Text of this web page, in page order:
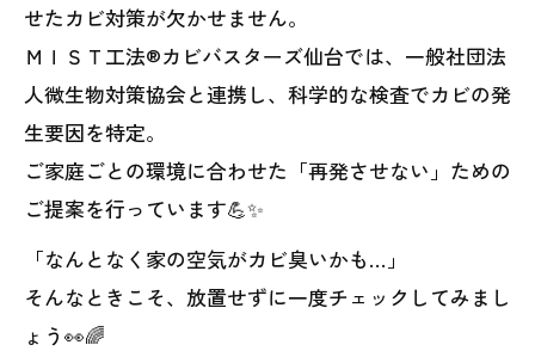
せたカビ対策が欠かせません。
ＭＩＳＴ工法®カビバスターズ仙台では、一般社団法
人微生物対策協会と連携し、科学的な検査でカビの発
生要因を特定。
ご家庭ごとの環境に合わせた「再発させない」ための
ご提案を行っています💪✨
「なんとなく家の空気がカビ臭いかも…」
そんなときこそ、放置せずに一度チェックしてみまし
ょう👀🌈